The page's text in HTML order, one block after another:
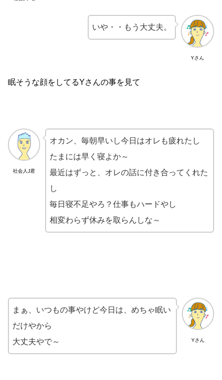
Yさん
いや・・もう大丈夫。
眠そうな顔をしてるYさんの事を見て
社会人J君
オカン、毎朝早いし今日はオレも疲れたし
たまには早く寝よか～
最近はずっと、オレの話に付き合ってくれた
し
毎日寝不足やろ？仕事もハードやし
相変わらず休みを取らんしな～
Yさん
まぁ、いつもの事やけど今日は、めちゃ眠い
だけやから
大丈夫やで～